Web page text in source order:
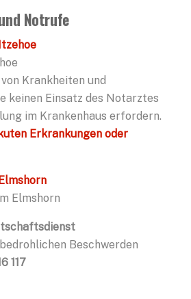
Notrufe
Krankheiten und
keinen Einsatz des Notarztes
im Krankenhaus erfordern.
Erkrankungen oder
Elmshorn
Beschwerden
117